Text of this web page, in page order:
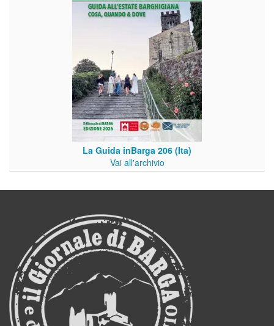
La Guida inBarga 206 (Ita)
Vai all'archivio